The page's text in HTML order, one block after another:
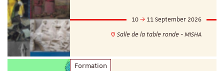
10
11 September 2026
Salle de la table ronde - MISHA
Formation